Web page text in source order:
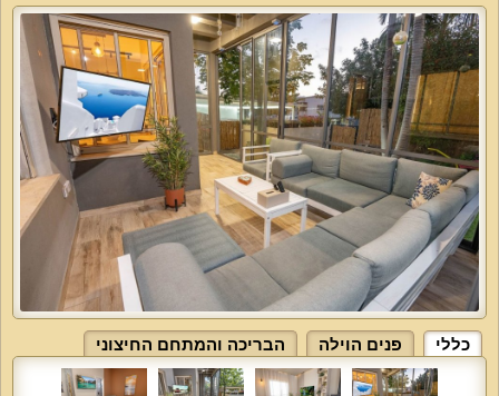
כללי פנים הוילה הבריכה והמתחם החיצוני